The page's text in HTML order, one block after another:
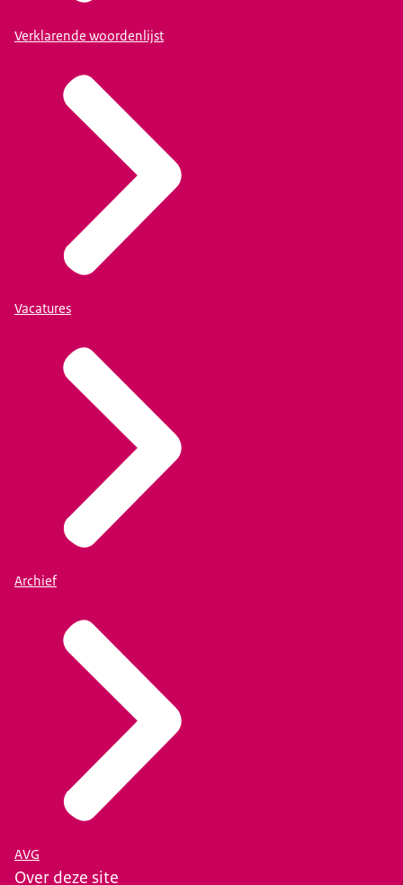
Verklarende woordenlijst
Vacatures
Archief
AVG
Over deze site